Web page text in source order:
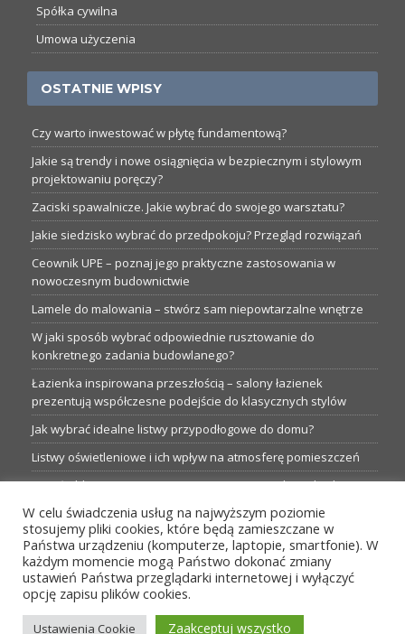
Spółka cywilna
Umowa użyczenia
OSTATNIE WPISY
Czy warto inwestować w płytę fundamentową?
Jakie są trendy i nowe osiągnięcia w bezpiecznym i stylowym
projektowaniu poręczy?
Zaciski spawalnicze. Jakie wybrać do swojego warsztatu?
Jakie siedzisko wybrać do przedpokoju? Przegląd rozwiązań
Ceownik UPE – poznaj jego praktyczne zastosowania w
nowoczesnym budownictwie
Lamele do malowania – stwórz sam niepowtarzalne wnętrze
W jaki sposób wybrać odpowiednie rusztowanie do
konkretnego zadania budowlanego?
Łazienka inspirowana przeszłością – salony łazienek
prezentują współczesne podejście do klasycznych stylów
Jak wybrać idealne listwy przypodłogowe do domu?
Listwy oświetleniowe i ich wpływ na atmosferę pomieszczeń
Garaże blaszane: Nieocenione magazyny podczas budowy
Profesjonalne hurtownie dla każdego budowlańca i instalatora
Proste metamorfozy aranżacji w łazience: 5 praktycznych
pomysłów
W celu świadczenia usług na najwyższym poziomie
stosujemy pliki cookies, które będą zamieszczane w
Państwa urządzeniu (komputerze, laptopie, smartfonie). W
każdym momencie mogą Państwo dokonać zmiany
ustawień Państwa przeglądarki internetowej i wyłączyć
opcję zapisu plików cookies.
Ustawienia Cookie Zaakceptuj wszystko